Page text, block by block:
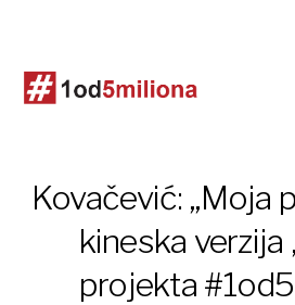
Kovačević: „Moja
kineska verzija
projekta